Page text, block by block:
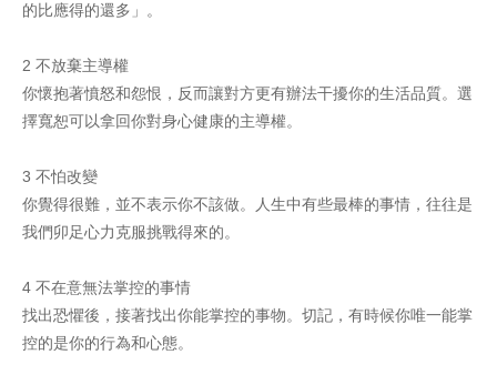
的比應得的還多」。
2 不放棄主導權
你懷抱著憤怒和怨恨，反而讓對方更有辦法干擾你的生活品質。選
擇寬恕可以拿回你對身心健康的主導權。
3 不怕改變
你覺得很難，並不表示你不該做。人生中有些最棒的事情，往往是
我們卯足心力克服挑戰得來的。
4 不在意無法掌控的事情
找出恐懼後，接著找出你能掌控的事物。切記，有時候你唯一能掌
控的是你的行為和心態。